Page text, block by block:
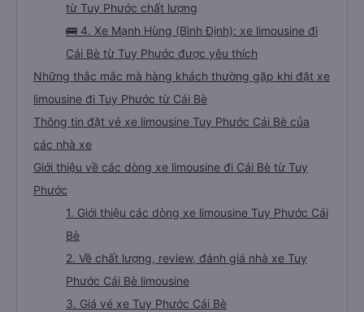
từ Tuy Phước chất lượng
🚌 4. Xe Mạnh Hùng (Bình Định): xe limousine đi
Cái Bè từ Tuy Phước được yêu thích
Những thắc mắc mà hàng khách thường gặp khi đặt xe
limousine đi Tuy Phước từ Cái Bè
Thông tin đặt vé xe limousine Tuy Phước Cái Bè của
các nhà xe
Giới thiệu về các dòng xe limousine đi Cái Bè từ Tuy
Phước
1. Giới thiệu các dòng xe limousine Tuy Phước Cái
Bè
2. Về chất lượng, review, đánh giá nhà xe Tuy
Phước Cái Bè limousine
3. Giá vé xe Tuy Phước Cái Bè